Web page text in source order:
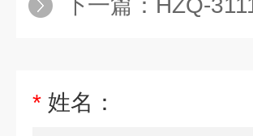
下一篇： HZQ-3111
* 姓名：